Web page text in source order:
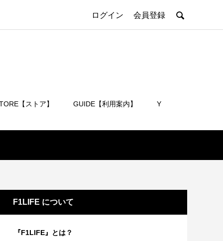
ログイン 会員登録 
【ストア】 GUIDE【利用案内】 Y
F1LIFE について
『F1LIFE』とは？